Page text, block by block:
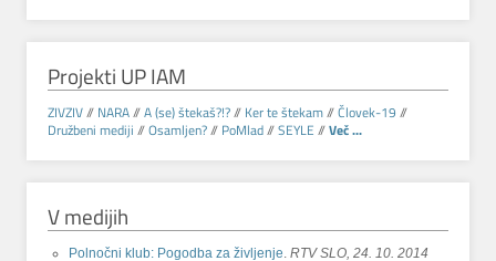
Projekti UP IAM
ZIVZIV// NARA//A (se) štekaš?!?// Ker te štekam//Človek-19 //
Družbeni mediji //Osamljen?// PoMlad//SEYLE //Več ...
V medijih
Polnočni klub: Pogodba za življenje. RTV SLO, 24. 10. 2014